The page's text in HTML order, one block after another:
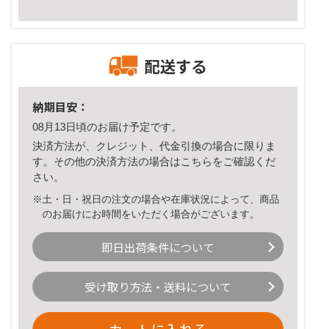
配送する
納期目安：
08月13日頃のお届け予定です。
決済方法が、クレジット、代金引換の場合に限りま
す。その他の決済方法の場合はこちら をご確認くだ
さい。
※土・日・祝日の注文の場合や在庫状況によって、商品
のお届けにお時間をいただく場合がございます。
即日出荷条件について
受け取り方法・送料について